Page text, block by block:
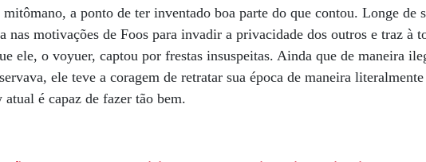
a ponto de ter inventado boa parte do que contou. Longe de
nas motivações de Foos para invadir a privacidade dos outros e traz à
ele, o voyuer, captou por frestas insuspeitas. Ainda que de maneira
ele teve a coragem de retratar sua época de maneira
é capaz de fazer tão bem.